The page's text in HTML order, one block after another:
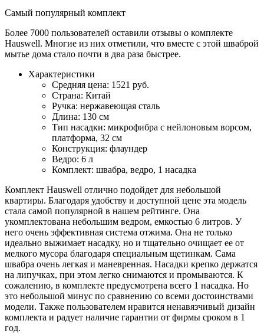
Самый популярный комплект
Более 7000 пользователей оставили отзывы о комплекте
Hauswell. Многие из них отметили, что вместе с этой шваброй
мытье дома стало почти в два раза быстрее.
Характеристики
Средняя цена: 1521 руб.
Страна: Китай
Ручка: нержавеющая сталь
Длина: 130 см
Тип насадки: микрофибра с нейлоновым ворсом,
платформа, 32 см
Конструкция: флаундер
Ведро: 6 л
Комплект: швабра, ведро, 1 насадка
Комплект Hauswell отлично подойдет для небольшой
квартиры. Благодаря удобству и доступной цене эта модель
стала самой популярной в нашем рейтинге. Она
укомплектована небольшим ведром, емкостью 6 литров. У
него очень эффективная система отжима. Она не только
идеально выжимает насадку, но и тщательно очищает ее от
мелкого мусора благодаря специальным щетинкам. Сама
швабра очень легкая и маневренная. Насадки крепко держатся
на липучках, при этом легко снимаются и промываются. К
сожалению, в комплекте предусмотрена всего 1 насадка. Но
это небольшой минус по сравнению со всеми достоинствами
модели. Также пользователем нравится ненавязчивый дизайн
комплекта и радует наличие гарантии от фирмы сроком в 1
год.